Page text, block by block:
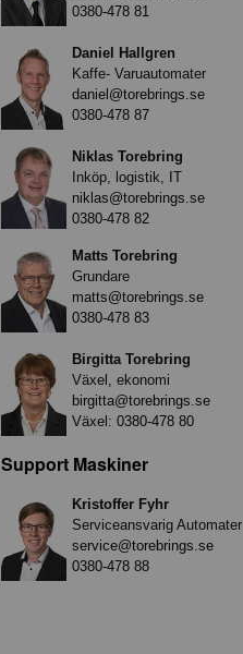
0380-478 81
Daniel Hallgren
Kaffe- Varuautomater
daniel@torebrings.se
0380-478 87
Niklas Torebring
Inköp, logistik, IT
niklas@torebrings.se
0380-478 82
Matts Torebring
Grundare
matts@torebrings.se
0380-478 83
Birgitta Torebring
Växel, ekonomi
birgitta@torebrings.se
Växel: 0380-478 80
Support Maskiner
Kristoffer Fyhr
Serviceansvarig Automater
service@torebrings.se
0380-478 88